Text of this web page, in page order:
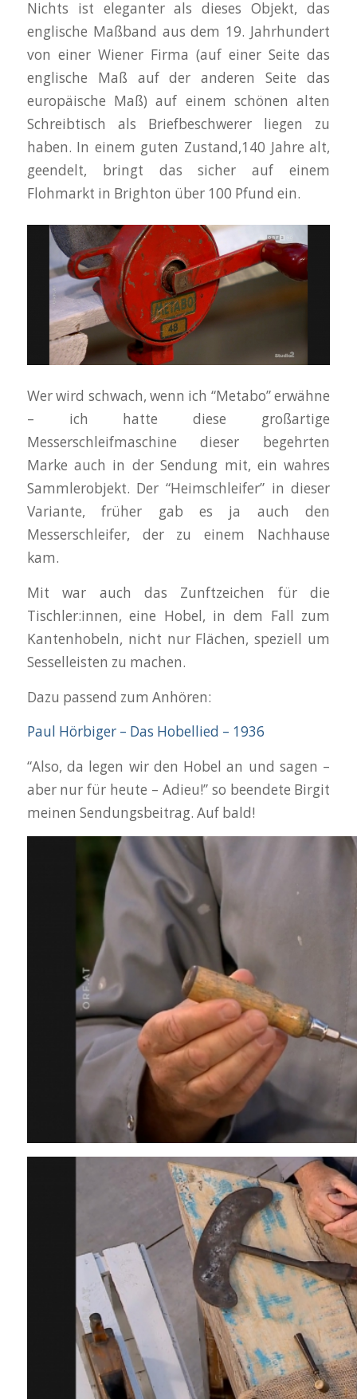
Nichts ist eleganter als dieses Objekt, das
englische Maßband aus dem 19. Jahrhundert
von einer Wiener Firma (auf einer Seite das
englische Maß auf der anderen Seite das
europäische Maß) auf einem schönen alten
Schreibtisch als Briefbeschwerer liegen zu
haben. In einem guten Zustand,140 Jahre alt,
geendelt, bringt das sicher auf einem
Flohmarkt in Brighton über 100 Pfund ein.
Wer wird schwach, wenn ich “Metabo” erwähne
– ich hatte diese großartige
Messerschleifmaschine dieser begehrten
Marke auch in der Sendung mit, ein wahres
Sammlerobjekt. Der “Heimschleifer” in dieser
Variante, früher gab es ja auch den
Messerschleifer, der zu einem Nachhause
kam.
Mit war auch das Zunftzeichen für die
Tischler:innen, eine Hobel, in dem Fall zum
Kantenhobeln, nicht nur Flächen, speziell um
Sesselleisten zu machen.
Dazu passend zum Anhören:
Paul Hörbiger – Das Hobellied – 1936
“Also, da legen wir den Hobel an und sagen –
aber nur für heute – Adieu!” so beendete Birgit
meinen Sendungsbeitrag. Auf bald!